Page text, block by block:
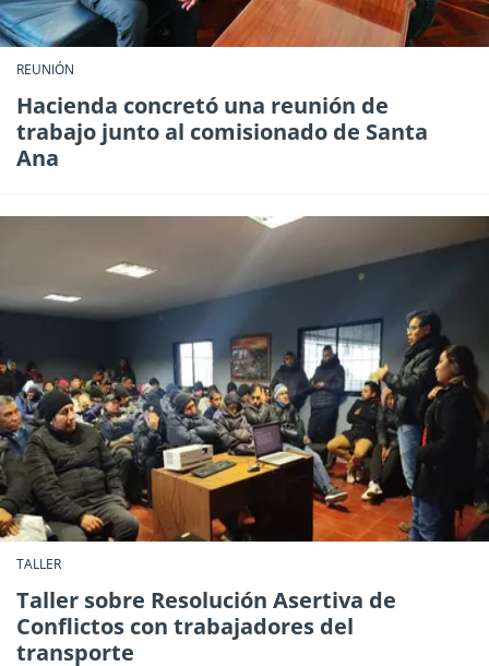
REUNIÓN
Hacienda concretó una reunión de
trabajo junto al comisionado de Santa
Ana
TALLER
Taller sobre Resolución Asertiva de
Conflictos con trabajadores del
transporte